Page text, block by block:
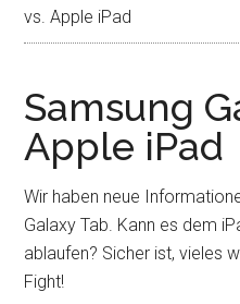
vs. Apple iPad
Samsung
Apple iPad
Wir haben neue
Galaxy Tab. Kann es dem
ablaufen? Sicher ist, vieles
Fight!